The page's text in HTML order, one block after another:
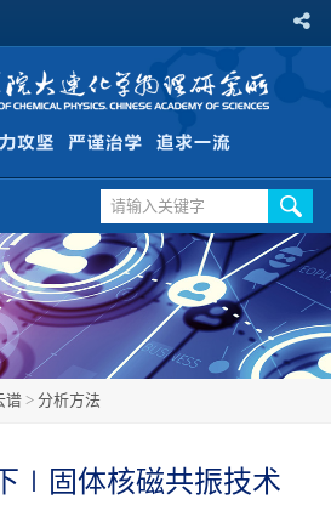
谱 > 分析方法
∣固体核磁共振技术